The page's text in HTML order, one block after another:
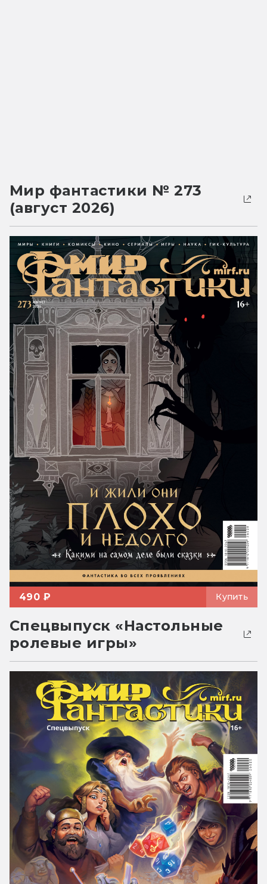
Мир фантастики № 273
(август 2026)
490 ₽ Купить
Спецвыпуск «Настольные
ролевые игры»